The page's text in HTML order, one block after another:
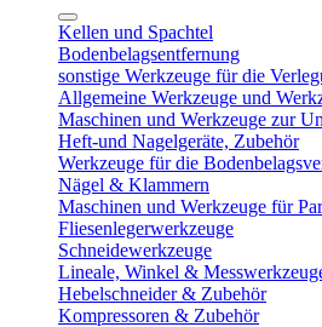
Kellen und Spachtel
Bodenbelagsentfernung
sonstige Werkzeuge für die
Allgemeine Werkzeuge und
Maschinen und Werkzeuge zur
Heft-und Nagelgeräte, Zubehör
Werkzeuge für die
Nägel & Klammern
Maschinen und Werkzeuge für
Fliesenlegerwerkzeuge
Schneidewerkzeuge
Lineale, Winkel &
Hebelschneider & Zubehör
Kompressoren & Zubehör